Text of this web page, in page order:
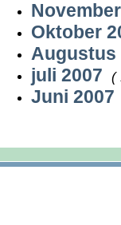
Oktober
Augustus
juli 2007
(
Juni 2007